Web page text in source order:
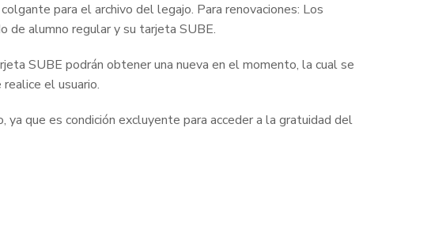
para el archivo del legajo. Para renovaciones: Los
de alumno regular y su tarjeta SUBE.
SUBE podrán obtener una nueva en el momento, la cual se
el usuario.
que es condición excluyente para acceder a la gratuidad del